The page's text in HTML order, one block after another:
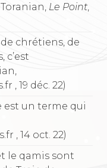
Le Point
chrétiens, de
c’est
, 19 déc. 22)
est un terme qui
, 14 oct. 22)
le qamis sont